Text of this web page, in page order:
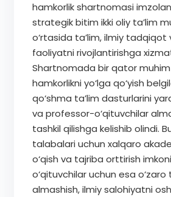
hamkorlik shartnomasi
strategik bitim ikki oliy ta’lim
o‘rtasida ta’lim, ilmiy tadqiqot
faoliyatni rivojlantirishga
Shartnomada bir qator muhim
hamkorlikni yo‘lga qo‘yish
qo‘shma ta’lim dasturlarini
va professor-o‘qituvchilar
tashkil qilishga kelishib olindi.
talabalari uchun xalqaro
o‘qish va tajriba orttirish
o‘qituvchilar uchun esa o‘zaro
almashish, ilmiy salohiyatni